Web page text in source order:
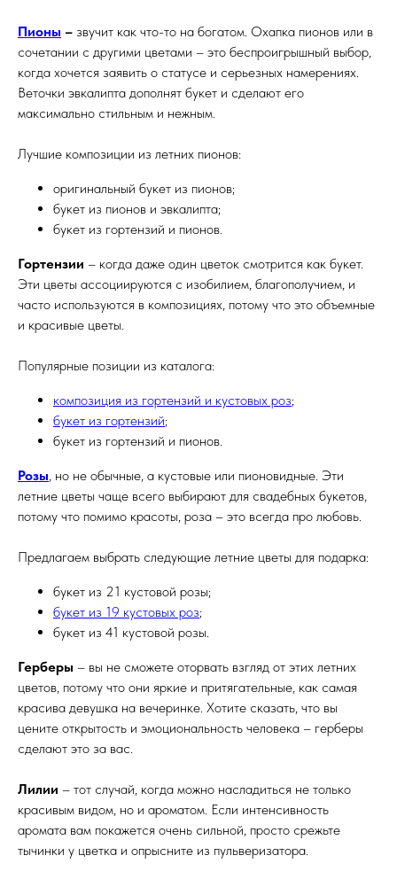
Пионы – звучит как что-то на богатом. Охапка пионов или в
сочетании с другими цветами – это беспроигрышный выбор,
когда хочется заявить о статусе и серьезных намерениях.
Веточки эвкалипта дополнят букет и сделают его
максимально стильным и нежным.
Лучшие композиции из летних пионов:
оригинальный букет из пионов;
букет из пионов и эвкалипта;
букет из гортензий и пионов.
Гортензии – когда даже один цветок смотрится как букет.
Эти цветы ассоциируются с изобилием, благополучием, и
часто используются в композициях, потому что это объемные
и красивые цветы.
Популярные позиции из каталога:
композиция из гортензий и кустовых роз;
букет из гортензий;
букет из гортензий и пионов.
Розы, но не обычные, а кустовые или пионовидные. Эти
летние цветы чаще всего выбирают для свадебных букетов,
потому что помимо красоты, роза – это всегда про любовь.
Предлагаем выбрать следующие летние цветы для подарка:
букет из 21 кустовой розы;
букет из 19 кустовых роз;
букет из 41 кустовой розы.
Герберы – вы не сможете оторвать взгляд от этих летних
цветов, потому что они яркие и притягательные, как самая
красива девушка на вечеринке. Хотите сказать, что вы
цените открытость и эмоциональность человека – герберы
сделают это за вас.
Лилии – тот случай, когда можно насладиться не только
красивым видом, но и ароматом. Если интенсивность
аромата вам покажется очень сильной, просто срежьте
тычинки у цветка и опрысните из пульверизатора.